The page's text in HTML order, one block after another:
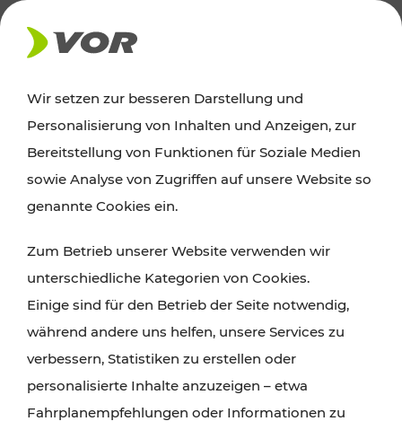
AKTUELLES
News
Alle wichtigen Meldungen zu Fahrplanänderungen,
finden Sie hier im Überblick.
Wir setzen zur besseren Darstellung und
Personalisierung von Inhalten und Anzeigen, zur
Bereitstellung von Funktionen für Soziale Medien
sowie Analyse von Zugriffen auf unsere Website so
genannte Cookies ein.
Zum Betrieb unserer Website verwenden wir
unterschiedliche Kategorien von Cookies.
Einige sind für den Betrieb der Seite notwendig,
während andere uns helfen, unsere Services zu
verbessern, Statistiken zu erstellen oder
personalisierte Inhalte anzuzeigen – etwa
Fahrplanempfehlungen oder Informationen zu